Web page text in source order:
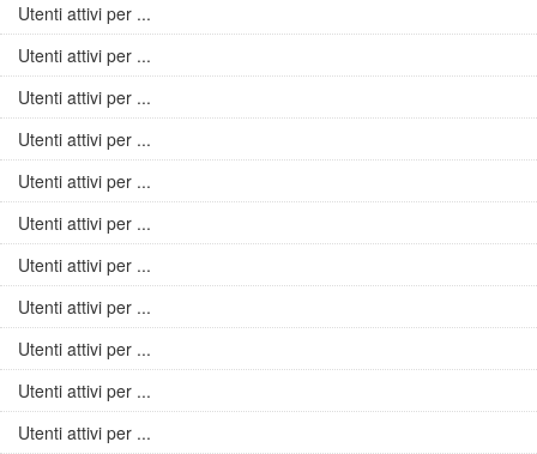
Utenti attivi per ...
Utenti attivi per ...
Utenti attivi per ...
Utenti attivi per ...
Utenti attivi per ...
Utenti attivi per ...
Utenti attivi per ...
Utenti attivi per ...
Utenti attivi per ...
Utenti attivi per ...
Utenti attivi per ...